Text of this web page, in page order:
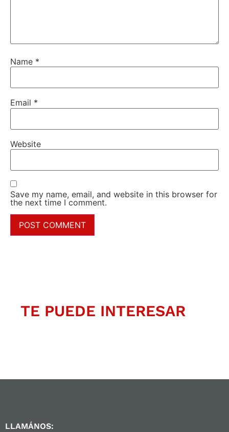
Name *
Email *
Website
Save my name, email, and website in this browser for
the next time I comment.
TE PUEDE INTERESAR
LLAMÁNOS: